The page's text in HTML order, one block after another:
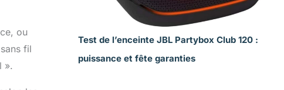
ou
fil
».
Test de l’enceinte JBL Partybox Club 120 :
puissance et fête garanties